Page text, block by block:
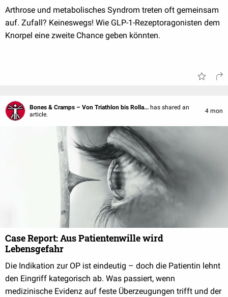
Arthrose und metabolisches Syndrom treten oft gemeinsam
auf. Zufall? Keineswegs! Wie GLP-1-Rezeptoragonisten dem
Knorpel eine zweite Chance geben könnten.
Bones & Cramps – Von Triathlon bis Rolla... has shared an
article.
4 mon
Case Report: Aus Patientenwille wird
Lebensgefahr
Die Indikation zur OP ist eindeutig – doch die Patientin lehnt
den Eingriff kategorisch ab. Was passiert, wenn
medizinische Evidenz auf feste Überzeugungen trifft und der